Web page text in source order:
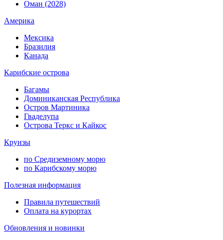
Оман (2028)
Америка
Мексика
Бразилия
Канада
Карибские острова
Багамы
Доминиканская Республика
Остров Мартиника
Гваделупа
Острова Теркс и Кайкос
Круизы
по Средиземному морю
по Карибскому морю
Полезная информация
Правила путешествий
Оплата на курортах
Обновления и новинки